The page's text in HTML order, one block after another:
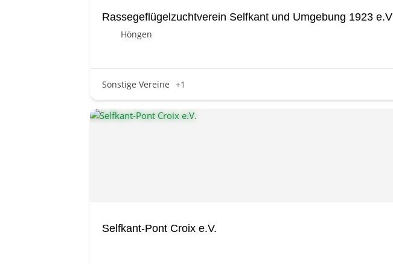
Rassegeflügelzuchtverein Selfkant und Umgebung 1923 e.V
Höngen
Sonstige Vereine +1
Selfkant-Pont Croix e.V.